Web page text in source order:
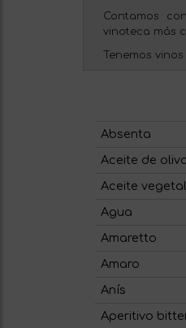
Contamos
vinoteca más
Tenemos
Absenta
Aceite de
Aceite vegetal
Agua
Amaretto
Amaro
Anís
Aperitivo